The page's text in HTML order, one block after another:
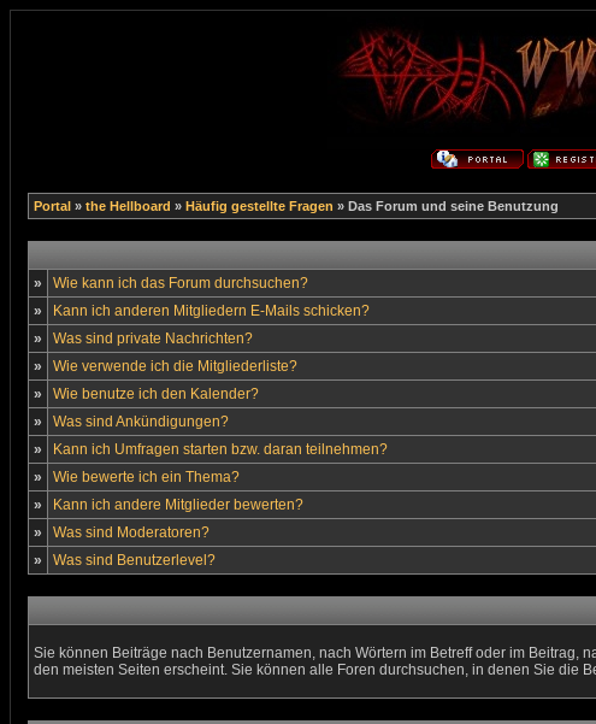
Portal» the Hellboard » Häufig gestellte Fragen » Das Forum und seine Benutzung
»
Wie kann ich das Forum durchsuchen?
»
Kann ich anderen Mitgliedern E-Mails schicken?
»
Was sind private Nachrichten?
»
Wie verwende ich die Mitgliederliste?
»
Wie benutze ich den Kalender?
»
Was sind Ankündigungen?
»
Kann ich Umfragen starten bzw. daran teilnehmen?
»
Wie bewerte ich ein Thema?
»
Kann ich andere Mitglieder bewerten?
»
Was sind Moderatoren?
»
Was sind Benutzerlevel?
Sie können Beiträge nach Benutzernamen, nach Wörtern im Betreff oder im
den meisten Seiten erscheint. Sie können alle Foren durchsuchen, in denen Sie die